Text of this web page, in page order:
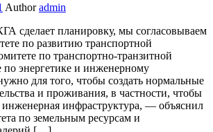
Author admin
сделает планировку, мы согласовываем
по развитию транспортной
по транспортно-транзитной
по энергетике и инженерному
для того, чтобы создать нормальные
и проживания, в частности, чтобы
инженерная инфраструктура, — объяснил
по земельным ресурсам и